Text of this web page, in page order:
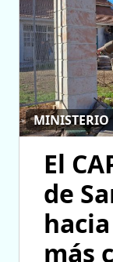
MINISTERIO
El
de
más